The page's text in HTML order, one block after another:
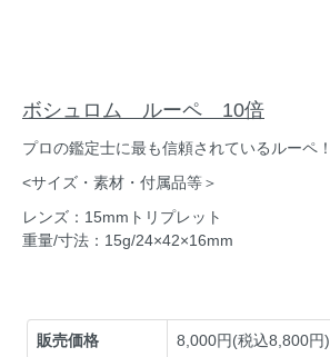
ボシュロム ルーペ 10倍
プロの鑑定士に最も信頼されているルーペ！
<サイズ・素材・付属品等＞
レンズ：15mmトリプレット
重量/寸法：15g/24×42×16mm
販売価格 8,000円(税込8,800円)